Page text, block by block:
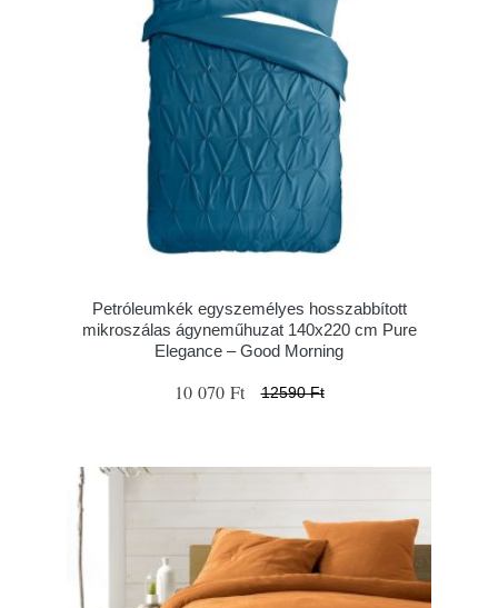
Petróleumkék egyszemélyes hosszabbított
mikroszálas ágyneműhuzat 140x220 cm Pure
Elegance – Good Morning
10 070 Ft 12590 Ft